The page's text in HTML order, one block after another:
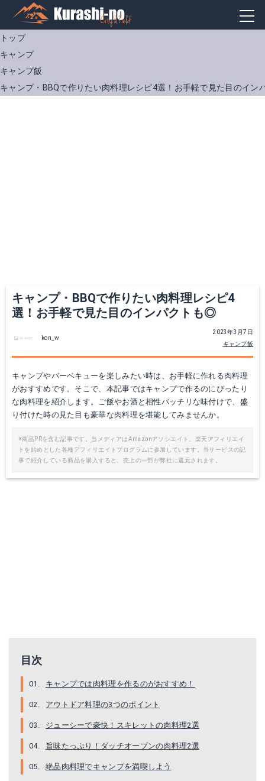
トップ
キャンプ
キャンプ飯
キャンプ・BBQで作りたい肉料理レシピ4選！お手軽で見た目のイン
キャンプ・BBQで作りたい肉料理レシピ4
選！お手軽で見た目のインパクトも◎
2023年3月7日
キャンプ飯
kon_w
キャンプやバーベキューを楽しみたい時は、お手軽に作れる肉料理
がおすすめです。そこで、本記事ではキャンプで作るのにぴったり
な肉料理を紹介します。ご飯やお酒と相性バッチリな味付けで、盛
り付けた時の見た目も豪華な肉料理を堪能してみませんか。
※商品PRを含む記事です。当メディアはAmazonアソシエイト、楽天アフィリエイ
トを始めとした各種アフィリエイトプログラムに参加しています。当サービスの記
事で紹介している商品を購入すると、売上の一部が弊社に還元されます。
目次
キャンプでは肉料理を作るのがおすすめ！
アウトドア料理の3つのポイント
ジューシーで豪快！スキレットの肉料理2選
旨味たっぷり！ダッチオーブンの肉料理2選
絶品肉料理でキャンプを満喫しよう